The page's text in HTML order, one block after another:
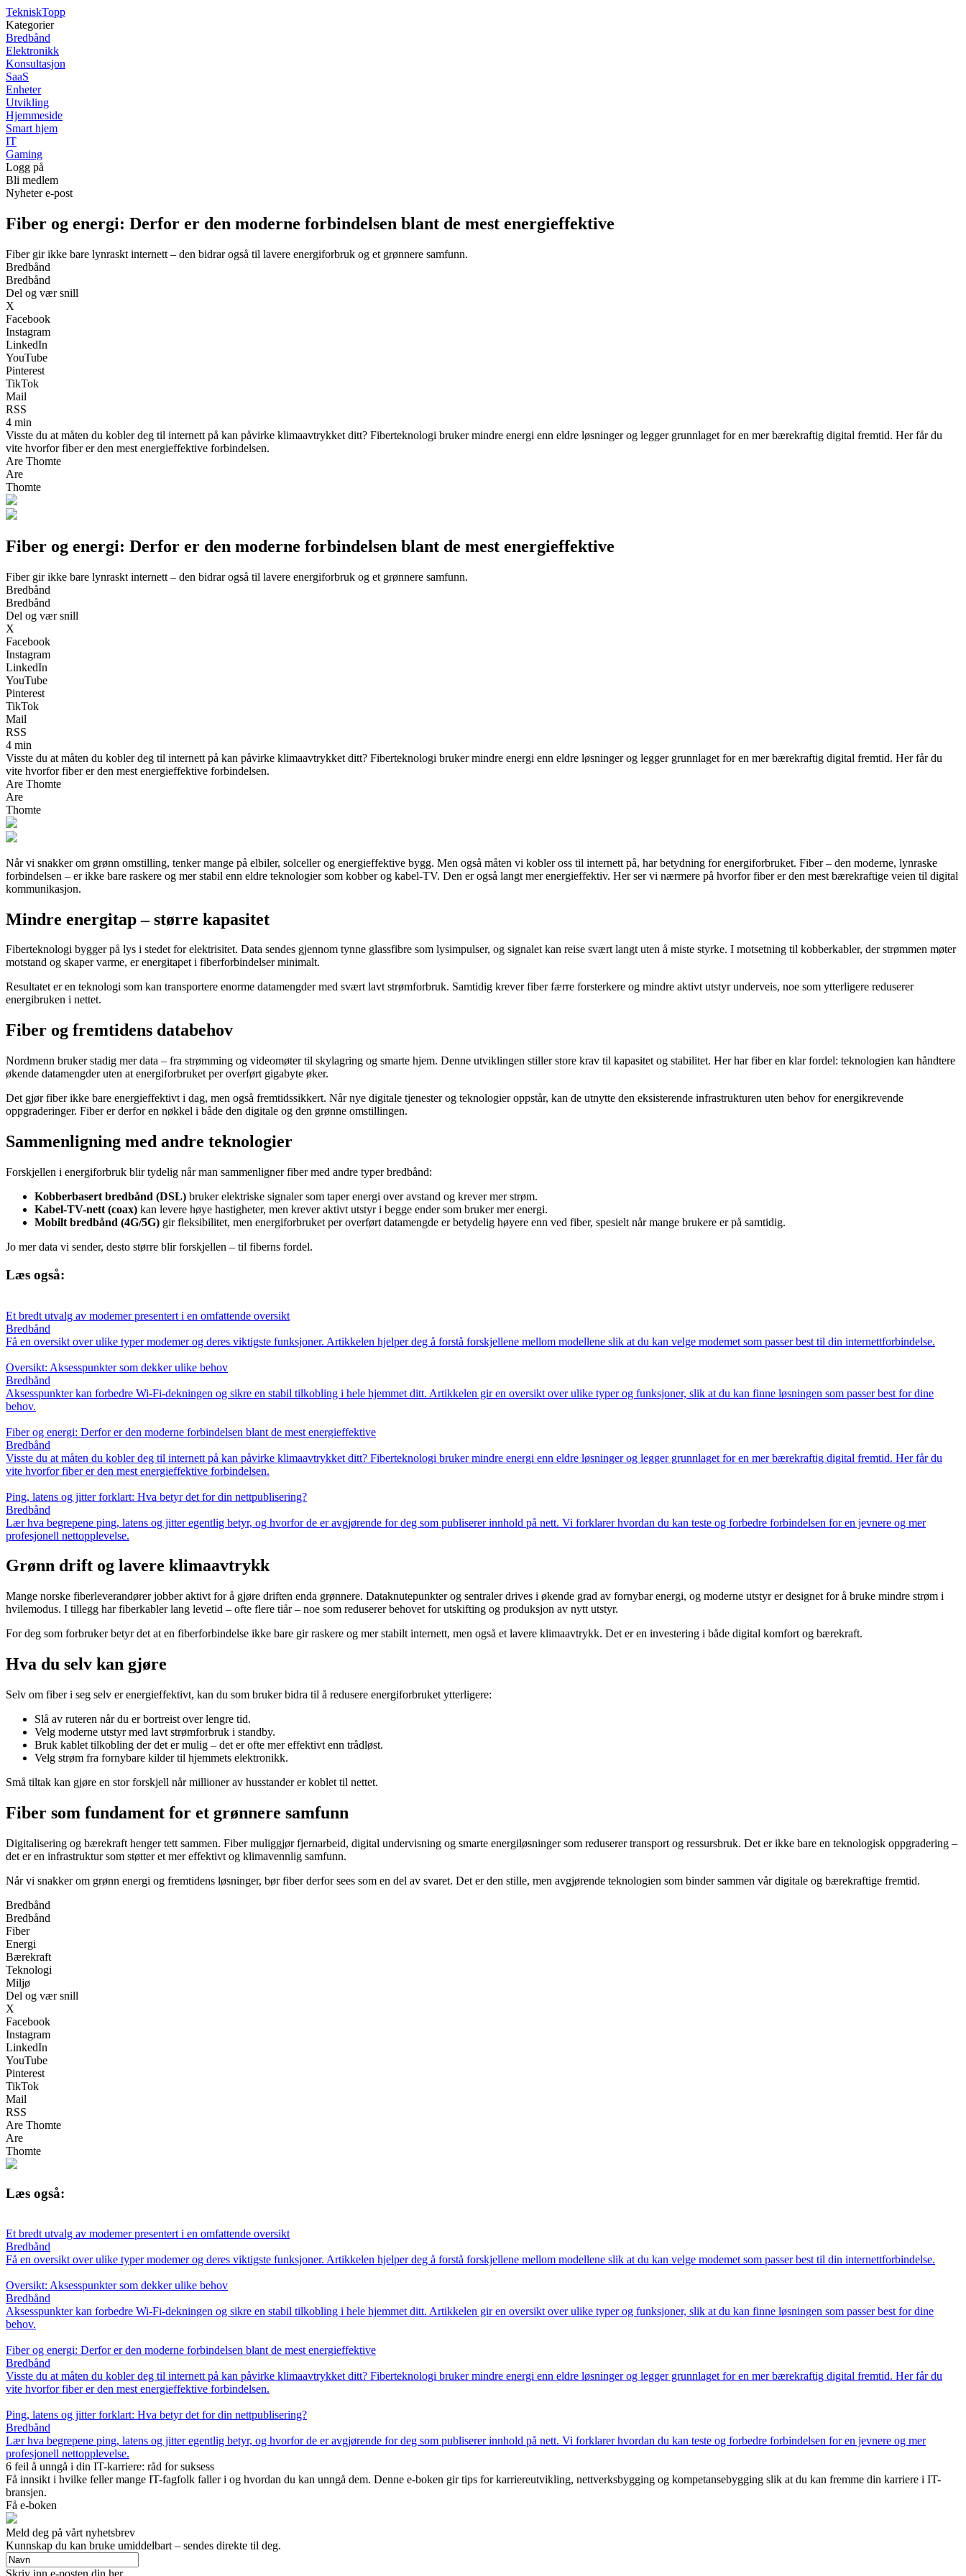
TekniskTopp
Kategorier
Bredbånd
Elektronikk
Konsultasjon
SaaS
Enheter
Utvikling
Hjemmeside
Smart hjem
IT
Gaming
Logg på
Bli medlem
Nyheter e-post
Fiber og energi: Derfor er den moderne forbindelsen blant de mest energieffektive
Fiber gir ikke bare lynraskt internett – den bidrar også til lavere energiforbruk og et grønnere samfunn.
Bredbånd
Bredbånd
Del og vær snill
X
Facebook
Instagram
LinkedIn
YouTube
Pinterest
TikTok
Mail
RSS
4 min
Visste du at måten du kobler deg til internett på kan påvirke klimaavtrykket ditt? Fiberteknologi bruker mindre energi enn eldre løsninger og legger grunnlaget for en mer bærekraftig digital fremtid. Her får du
vite hvorfor fiber er den mest energieffektive forbindelsen.
Are Thomte
Are
Thomte
Fiber og energi: Derfor er den moderne forbindelsen blant de mest energieffektive
Fiber gir ikke bare lynraskt internett – den bidrar også til lavere energiforbruk og et grønnere samfunn.
Bredbånd
Bredbånd
Del og vær snill
X
Facebook
Instagram
LinkedIn
YouTube
Pinterest
TikTok
Mail
RSS
4 min
Visste du at måten du kobler deg til internett på kan påvirke klimaavtrykket ditt? Fiberteknologi bruker mindre energi enn eldre løsninger og legger grunnlaget for en mer bærekraftig digital fremtid. Her får du
vite hvorfor fiber er den mest energieffektive forbindelsen.
Are Thomte
Are
Thomte
Når vi snakker om grønn omstilling, tenker mange på elbiler, solceller og energieffektive bygg. Men også måten vi kobler oss til internett på, har betydning for energiforbruket. Fiber – den moderne, lynraske
forbindelsen – er ikke bare raskere og mer stabil enn eldre teknologier som kobber og kabel-TV. Den er også langt mer energieffektiv. Her ser vi nærmere på hvorfor fiber er den mest bærekraftige veien til digital
kommunikasjon.
Mindre energitap – større kapasitet
Fiberteknologi bygger på lys i stedet for elektrisitet. Data sendes gjennom tynne glassfibre som lysimpulser, og signalet kan reise svært langt uten å miste styrke. I motsetning til kobberkabler, der strømmen møter
motstand og skaper varme, er energitapet i fiberforbindelser minimalt.
Resultatet er en teknologi som kan transportere enorme datamengder med svært lavt strømforbruk. Samtidig krever fiber færre forsterkere og mindre aktivt utstyr underveis, noe som ytterligere reduserer
energibruken i nettet.
Fiber og fremtidens databehov
Nordmenn bruker stadig mer data – fra strømming og videomøter til skylagring og smarte hjem. Denne utviklingen stiller store krav til kapasitet og stabilitet. Her har fiber en klar fordel: teknologien kan håndtere
økende datamengder uten at energiforbruket per overført gigabyte øker.
Det gjør fiber ikke bare energieffektivt i dag, men også fremtidssikkert. Når nye digitale tjenester og teknologier oppstår, kan de utnytte den eksisterende infrastrukturen uten behov for energikrevende
oppgraderinger. Fiber er derfor en nøkkel i både den digitale og den grønne omstillingen.
Sammenligning med andre teknologier
Forskjellen i energiforbruk blir tydelig når man sammenligner fiber med andre typer bredbånd:
Kobberbasert bredbånd (DSL) bruker elektriske signaler som taper energi over avstand og krever mer strøm.
Kabel-TV-nett (coax) kan levere høye hastigheter, men krever aktivt utstyr i begge ender som bruker mer energi.
Mobilt bredbånd (4G/5G) gir fleksibilitet, men energiforbruket per overført datamengde er betydelig høyere enn ved fiber, spesielt når mange brukere er på samtidig.
Jo mer data vi sender, desto større blir forskjellen – til fiberns fordel.
Læs også:
Et bredt utvalg av modemer presentert i en omfattende oversikt
Bredbånd
Få en oversikt over ulike typer modemer og deres viktigste funksjoner. Artikkelen hjelper deg å forstå forskjellene mellom modellene slik at du kan velge modemet som passer best til din internettforbindelse.
Oversikt: Aksesspunkter som dekker ulike behov
Bredbånd
Aksesspunkter kan forbedre Wi‑Fi‑dekningen og sikre en stabil tilkobling i hele hjemmet ditt. Artikkelen gir en oversikt over ulike typer og funksjoner, slik at du kan finne løsningen som passer best for dine
behov.
Fiber og energi: Derfor er den moderne forbindelsen blant de mest energieffektive
Bredbånd
Visste du at måten du kobler deg til internett på kan påvirke klimaavtrykket ditt? Fiberteknologi bruker mindre energi enn eldre løsninger og legger grunnlaget for en mer bærekraftig digital fremtid. Her får du
vite hvorfor fiber er den mest energieffektive forbindelsen.
Ping, latens og jitter forklart: Hva betyr det for din nettpublisering?
Bredbånd
Lær hva begrepene ping, latens og jitter egentlig betyr, og hvorfor de er avgjørende for deg som publiserer innhold på nett. Vi forklarer hvordan du kan teste og forbedre forbindelsen for en jevnere og mer
profesjonell nettopplevelse.
Grønn drift og lavere klimaavtrykk
Mange norske fiberleverandører jobber aktivt for å gjøre driften enda grønnere. Dataknutepunkter og sentraler drives i økende grad av fornybar energi, og moderne utstyr er designet for å bruke mindre strøm i
hvilemodus. I tillegg har fiberkabler lang levetid – ofte flere tiår – noe som reduserer behovet for utskifting og produksjon av nytt utstyr.
For deg som forbruker betyr det at en fiberforbindelse ikke bare gir raskere og mer stabilt internett, men også et lavere klimaavtrykk. Det er en investering i både digital komfort og bærekraft.
Hva du selv kan gjøre
Selv om fiber i seg selv er energieffektivt, kan du som bruker bidra til å redusere energiforbruket ytterligere:
Slå av ruteren når du er bortreist over lengre tid.
Velg moderne utstyr med lavt strømforbruk i standby.
Bruk kablet tilkobling der det er mulig – det er ofte mer effektivt enn trådløst.
Velg strøm fra fornybare kilder til hjemmets elektronikk.
Små tiltak kan gjøre en stor forskjell når millioner av husstander er koblet til nettet.
Fiber som fundament for et grønnere samfunn
Digitalisering og bærekraft henger tett sammen. Fiber muliggjør fjernarbeid, digital undervisning og smarte energiløsninger som reduserer transport og ressursbruk. Det er ikke bare en teknologisk oppgradering –
det er en infrastruktur som støtter et mer effektivt og klimavennlig samfunn.
Når vi snakker om grønn energi og fremtidens løsninger, bør fiber derfor sees som en del av svaret. Det er den stille, men avgjørende teknologien som binder sammen vår digitale og bærekraftige fremtid.
Bredbånd
Bredbånd
Fiber
Energi
Bærekraft
Teknologi
Miljø
Del og vær snill
X
Facebook
Instagram
LinkedIn
YouTube
Pinterest
TikTok
Mail
RSS
Are Thomte
Are
Thomte
Læs også:
Et bredt utvalg av modemer presentert i en omfattende oversikt
Bredbånd
Få en oversikt over ulike typer modemer og deres viktigste funksjoner. Artikkelen hjelper deg å forstå forskjellene mellom modellene slik at du kan velge modemet som passer best til din internettforbindelse.
Oversikt: Aksesspunkter som dekker ulike behov
Bredbånd
Aksesspunkter kan forbedre Wi‑Fi‑dekningen og sikre en stabil tilkobling i hele hjemmet ditt. Artikkelen gir en oversikt over ulike typer og funksjoner, slik at du kan finne løsningen som passer best for dine
behov.
Fiber og energi: Derfor er den moderne forbindelsen blant de mest energieffektive
Bredbånd
Visste du at måten du kobler deg til internett på kan påvirke klimaavtrykket ditt? Fiberteknologi bruker mindre energi enn eldre løsninger og legger grunnlaget for en mer bærekraftig digital fremtid. Her får du
vite hvorfor fiber er den mest energieffektive forbindelsen.
Ping, latens og jitter forklart: Hva betyr det for din nettpublisering?
Bredbånd
Lær hva begrepene ping, latens og jitter egentlig betyr, og hvorfor de er avgjørende for deg som publiserer innhold på nett. Vi forklarer hvordan du kan teste og forbedre forbindelsen for en jevnere og mer
profesjonell nettopplevelse.
6 feil å unngå i din IT-karriere: råd for suksess
Få innsikt i hvilke feller mange IT-fagfolk faller i og hvordan du kan unngå dem. Denne e-boken gir tips for karriereutvikling, nettverksbygging og kompetansebygging slik at du kan fremme din karriere i IT-
bransjen.
Få e-boken
Meld deg på vårt nyhetsbrev
Kunnskap du kan bruke umiddelbart – sendes direkte til deg.